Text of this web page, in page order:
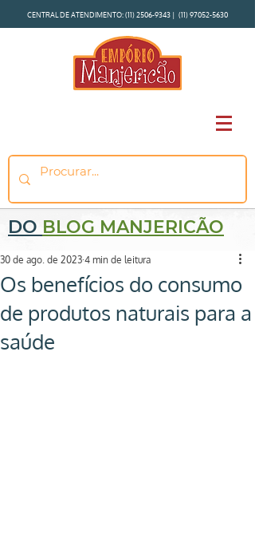
CENTRAL DE ATENDIMENTO:(11) 2506-9343 | (11) 97052-5630
DO BLOG MANJERICÃO
Os benefícios do consumo
de produtos naturais para a
saúde
30 de ago. de 2023 4 min de leitura